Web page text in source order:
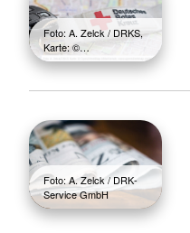
Foto: A. Zelck / DRKS,
Karte: ©…
Foto: A. Zelck / DRK-
Service GmbH